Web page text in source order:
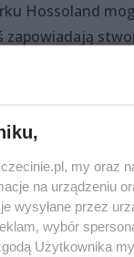
Hossoland
nowych
park rozrywki
Dlatego
my oraz
na urządzeniu
wysyłane przez
wybór
Użytkownika